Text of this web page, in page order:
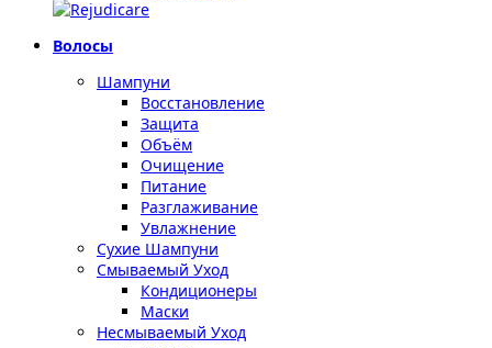
Волосы
Шампуни
Восстановление
Защита
Объём
Очищение
Питание
Разглаживание
Увлажнение
Сухие Шампуни
Смываемый Уход
Кондиционеры
Маски
Несмываемый Уход